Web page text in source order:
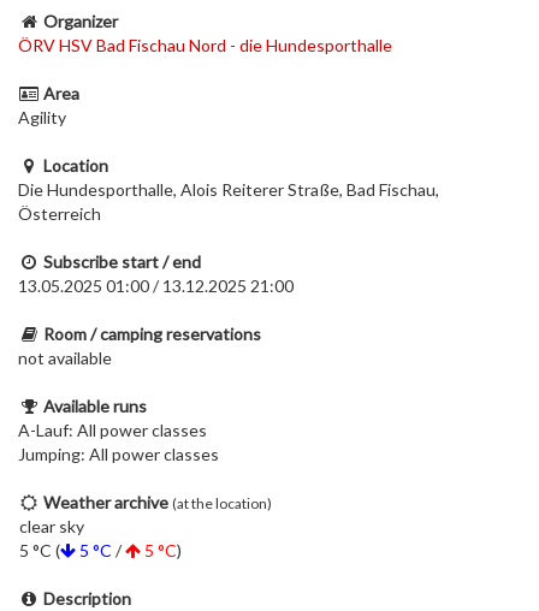
Organizer
ÖRV HSV Bad Fischau Nord - die Hundesporthalle
Area
Agility
Location
Die Hundesporthalle, Alois Reiterer Straße, Bad Fischau,
Österreich
Subscribe start / end
13.05.2025 01:00 / 13.12.2025 21:00
Room / camping reservations
not available
Available runs
A-Lauf: All power classes
Jumping: All power classes
Weather archive (at the location)
clear sky
5 °C (
5 °C / 5 °C)
Description